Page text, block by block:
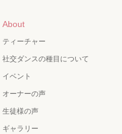
About
ティーチャー
社交ダンスの種目について
イベント
オーナーの声
生徒様の声
ギャラリー